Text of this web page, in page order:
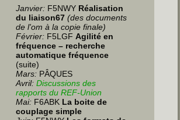
Janvier: F5NWY Réalisation
du liaison67(des documents
de l'om à la copie finale)
Février: F5LGFAgilité en
fréquence – recherche
automatique fréquence
(suite)
Mars: PÂQUES
Avril: Discussions des
rapports du REF-Union
Mai: F6ABK La boite de
couplage simple